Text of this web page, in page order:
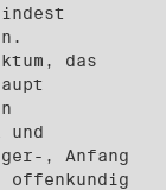
das
und
, Anfang
offenkundig